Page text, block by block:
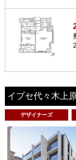
イプセ代々木上
デザイナーズ